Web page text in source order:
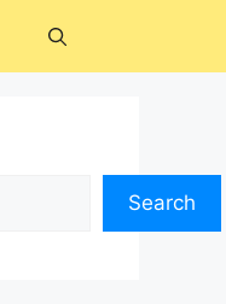
Search